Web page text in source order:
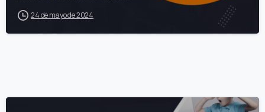
24 de mayo de 2024